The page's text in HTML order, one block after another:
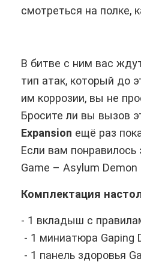
смотреться на полке,
В битве с ним вас
тип атак, который до
им коррозии, вы не
Бросите ли вы вызов
Expansion ещё раз
Если вам понравилось
Game – Asylum Demon
Комплектация
- 1 вкладыш с
- 1 миниатюра Gaping
- 1 панель здоровья